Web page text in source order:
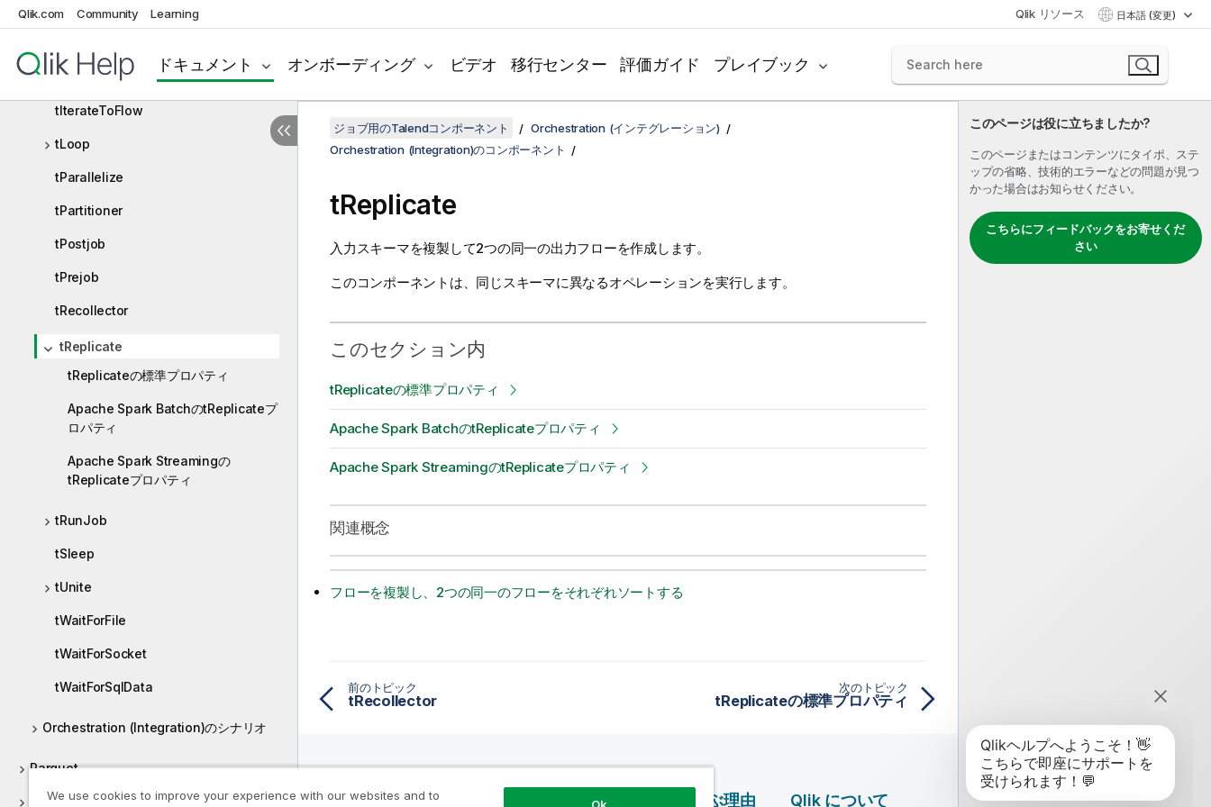
Qlik.com Community Learning Qlik リソース 日本語 (変更)
ドキュメント オンボーディング ビデオ 移行センター 評価ガイド プレイブック
tFlowToIterate
tInfiniteLoop
tIterateToFlow
tLoop
tParallelize
tPartitioner
tPostjob
tPrejob
tRecollector
tReplicate
tReplicateの標準プロパティ
Apache Spark BatchのtReplicateプ
ロパティ
Apache Spark Streamingの
tReplicateプロパティ
tRunJob
tSleep
tUnite
tWaitForFile
tWaitForSocket
tWaitForSqlData
Orchestration (Integration)のシナリオ
Parquet
Pinecone
このページは役に立ちましたか?
このページまたはコンテンツにタイポ、ステ
ップの省略、技術的エラーなどの問題が見つ
かった場合はお知らせください。
こちらにフィードバックをお寄せくだ
さい
ジョブ用のTalendコンポーネント
Orchestration (インテグレーション)
Orchestration (Integration)のコンポーネント
tReplicate
入力スキーマを複製して2つの同一の出力フローを作成します。
このコンポーネントは、同じスキーマに異なるオペレーションを実行します。
このセクション内
tReplicateの標準プロパティ
Apache Spark BatchのtReplicateプロパティ
Apache Spark StreamingのtReplicateプロパティ
関連概念
フローを複製し、2つの同一のフローをそれぞれソートする
前のトピック
tRecollector
次のトピック
tReplicateの標準プロパティ
リソース Qlik を選ぶ理由 Qlik について
We use cookies to improve your experience with our websites and to